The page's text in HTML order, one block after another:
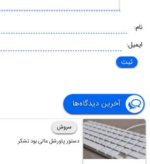
نام:
ایمیل:
آخرین دیدگاه‌ها
سروش
دستور پاورشل عالی بود تشکر